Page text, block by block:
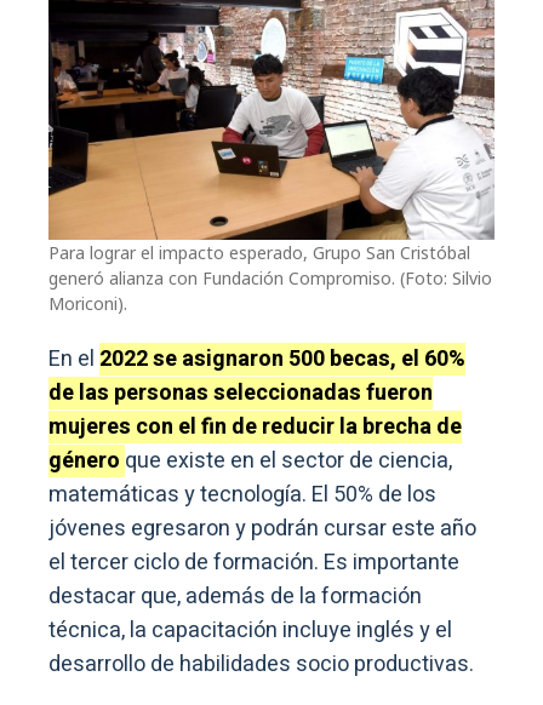
Para lograr el impacto esperado, Grupo San Cristóbal
generó alianza con Fundación Compromiso. (Foto: Silvio
Moriconi).
En el 2022 se asignaron 500 becas, el 60%
de las personas seleccionadas fueron
mujeres con el fin de reducir la brecha de
género que existe en el sector de ciencia,
matemáticas y tecnología. El 50% de los
jóvenes egresaron y podrán cursar este año
el tercer ciclo de formación. Es importante
destacar que, además de la formación
técnica, la capacitación incluye inglés y el
desarrollo de habilidades socio productivas.